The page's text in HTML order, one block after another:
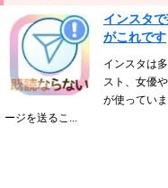
インスタ
がこれです
インスタは
スト、女優
が使ってい
ージを送るこ...